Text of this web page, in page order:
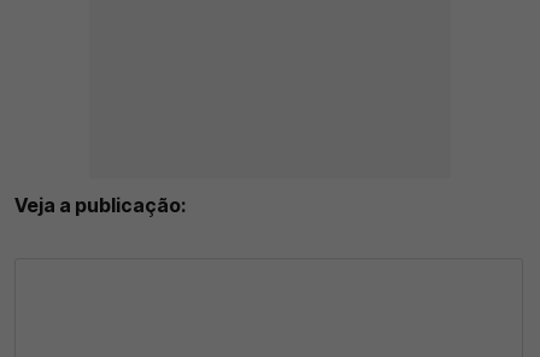
Veja a publicação: